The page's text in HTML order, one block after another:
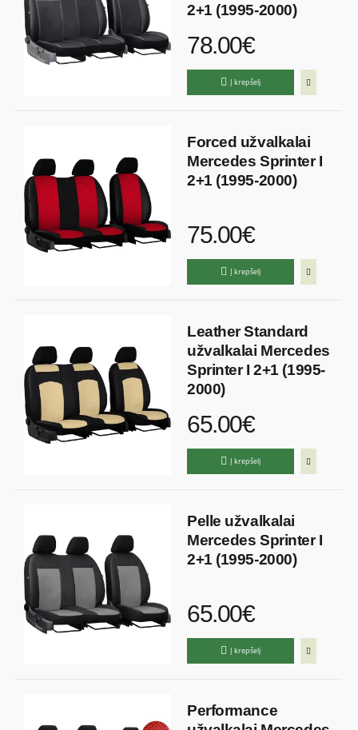
2+1 (1995-2000)
78.00€
Į krepšelį
Forced užvalkalai
Mercedes Sprinter I
2+1 (1995-2000)
75.00€
Į krepšelį
Leather Standard
užvalkalai Mercedes
Sprinter I 2+1 (1995-
2000)
65.00€
Į krepšelį
Pelle užvalkalai
Mercedes Sprinter I
2+1 (1995-2000)
65.00€
Į krepšelį
Performance